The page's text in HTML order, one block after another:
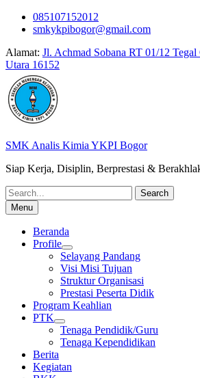
Skip
085107152012
smkykpibogor@gmail.com
Alamat: Jl. Achmad Sobana RT 01/12
Utara 16152
SMK Analis Kimia YKPI Bogor
Siap Kerja, Disiplin, Berprestasi &
Search
for:Menu
Beranda
Profile
Selayang Pandang
Visi Misi Tujuan
Struktur Organisasi
Prestasi Peserta Didik
Program Keahlian
PTK
Tenaga Pendidik/Guru
Tenaga Kependidikan
Berita
Kegiatan